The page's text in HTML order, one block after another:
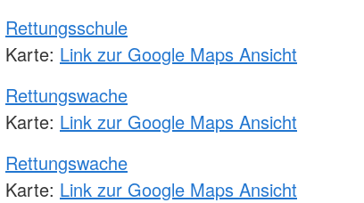
Rettungsschule
Karte: Link zur Google Maps Ansicht
Rettungswache
Karte: Link zur Google Maps Ansicht
Rettungswache
Karte: Link zur Google Maps Ansicht